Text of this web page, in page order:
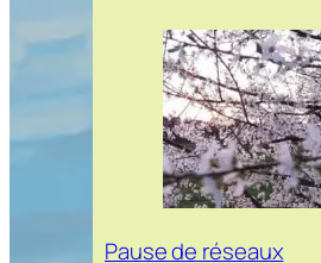
pages
de
carnet
digital
Pause de réseaux